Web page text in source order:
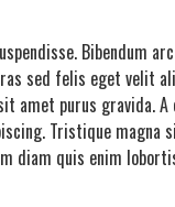
Bibendum
sed felis eget velit
purus gravida.
Tristique
quis enim